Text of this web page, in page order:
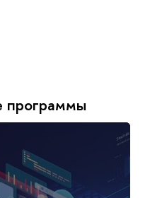
программы